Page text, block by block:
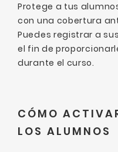
Protege a tus
con una cobertura
Puedes registrar a
el fin de
durante el curso.
CÓMO
LOS ALUMNOS